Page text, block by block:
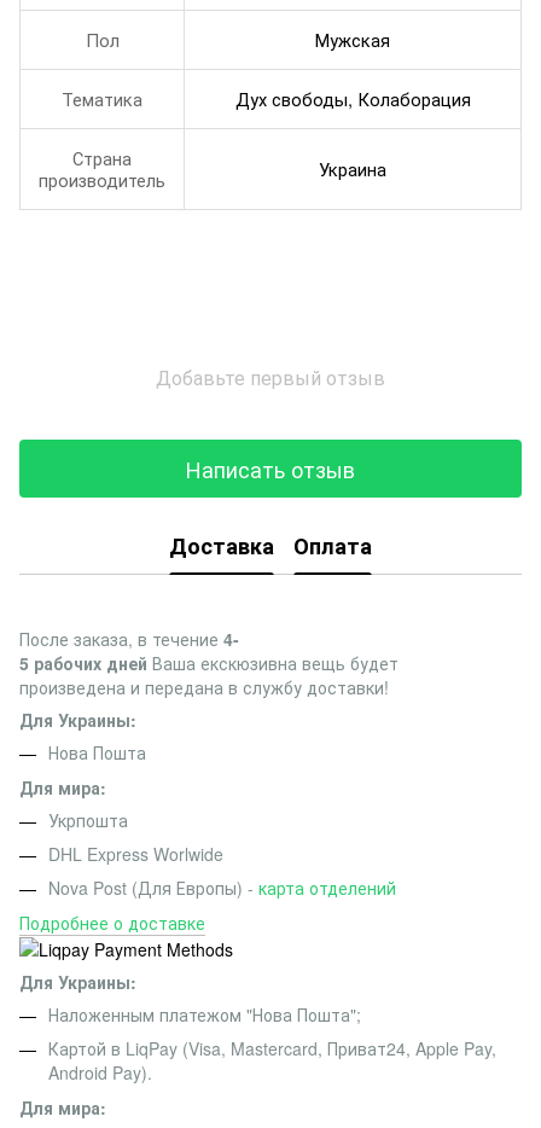
Пол Мужская
Тематика Дух свободы, Колаборация
Страна
производитель
Украина
Добавьте первый отзыв
Написать отзыв
Доставка Оплата
После заказа, в течение 4-
5 рабочих дней Ваша екскюзивна вещь будет
произведена и передана в службу доставки!
Для Украины:
Нова Пошта
Для мира:
Укрпошта
DHL Express Worlwide
Nova Post (Для Европы) - карта отделений
Подробнее о доставке
Для Украины:
Наложенным платежом "Нова Пошта";
Картой в LiqPay (Visa, Mastercard, Приват24, Apple Pay,
Android Pay).
Для мира: